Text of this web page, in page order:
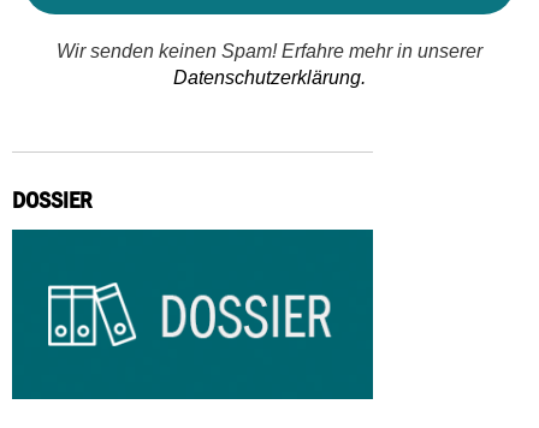
Wir senden keinen Spam! Erfahre mehr in unserer
Datenschutzerklärung.
DOSSIER